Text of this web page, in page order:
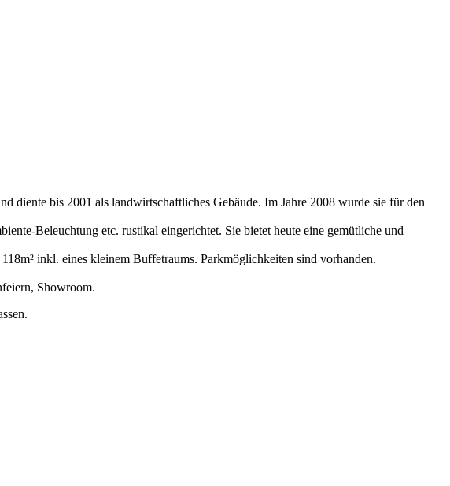
diente bis 2001 als landwirtschaftliches Gebäude. Im Jahre 2008 wurde sie für den
Beleuchtung etc. rustikal eingerichtet. Sie bietet heute eine gemütliche und
inkl. eines kleinem Buffetraums. Parkmöglichkeiten sind vorhanden.
Showroom.